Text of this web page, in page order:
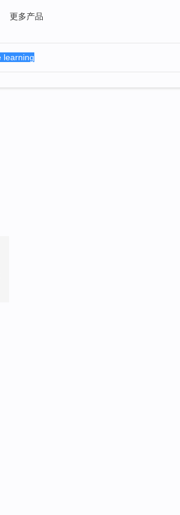
更多产品